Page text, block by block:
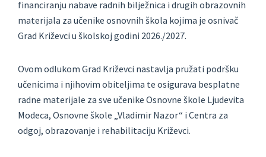
financiranju nabave radnih bilježnica i drugih obrazovnih
materijala za učenike osnovnih škola kojima je osnivač
Grad Križevci u školskoj godini 2026./2027.
Ovom odlukom Grad Križevci nastavlja pružati podršku
učenicima i njihovim obiteljima te osigurava besplatne
radne materijale za sve učenike Osnovne škole Ljudevita
Modeca, Osnovne škole „Vladimir Nazor“ i Centra za
odgoj, obrazovanje i rehabilitaciju Križevci.